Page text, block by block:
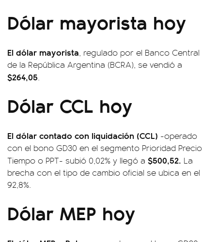
Dólar mayorista hoy
El dólar mayorista, regulado por el Banco Central
de la República Argentina (BCRA), se vendió a
$264,05.
Dólar CCL hoy
El dólar contado con liquidación (CCL) -operado
con el bono GD30 en el segmento Prioridad Precio
Tiempo o PPT- subió 0,02% y llegó a $500,52. La
brecha con el tipo de cambio oficial se ubica en el
92,8%.
Dólar MEP hoy